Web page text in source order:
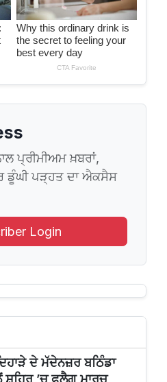
ਪ੍ਰੀਮੀਅਮ ਖ਼ਬਰਾਂ,
ਡੂੰਘੀ ਪੜ੍ਹਤ ਦਾ ਐਕਸੈਸ
Login
ਦੇ ਮੱਦੇਨਜ਼ਰ ਬਠਿੰਡਾ
ਸ਼ਹਿਰ ’ਚ ਫਲੈਗ ਮਾਰਚ